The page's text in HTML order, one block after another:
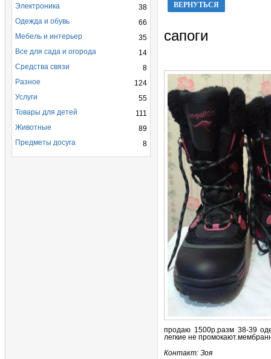
ВЕРНУТЬСЯ
сапоги
продаю 1500р.разм 38-39
легкие не
Контакт: Зоя
38
Электроника
66
Одежда и обувь
35
Мебель и интерьер
14
Все для сада и огорода
8
Средства связи
124
Разное
55
Услуги
111
Товары для детей
89
Животные
8
Предметы досуга